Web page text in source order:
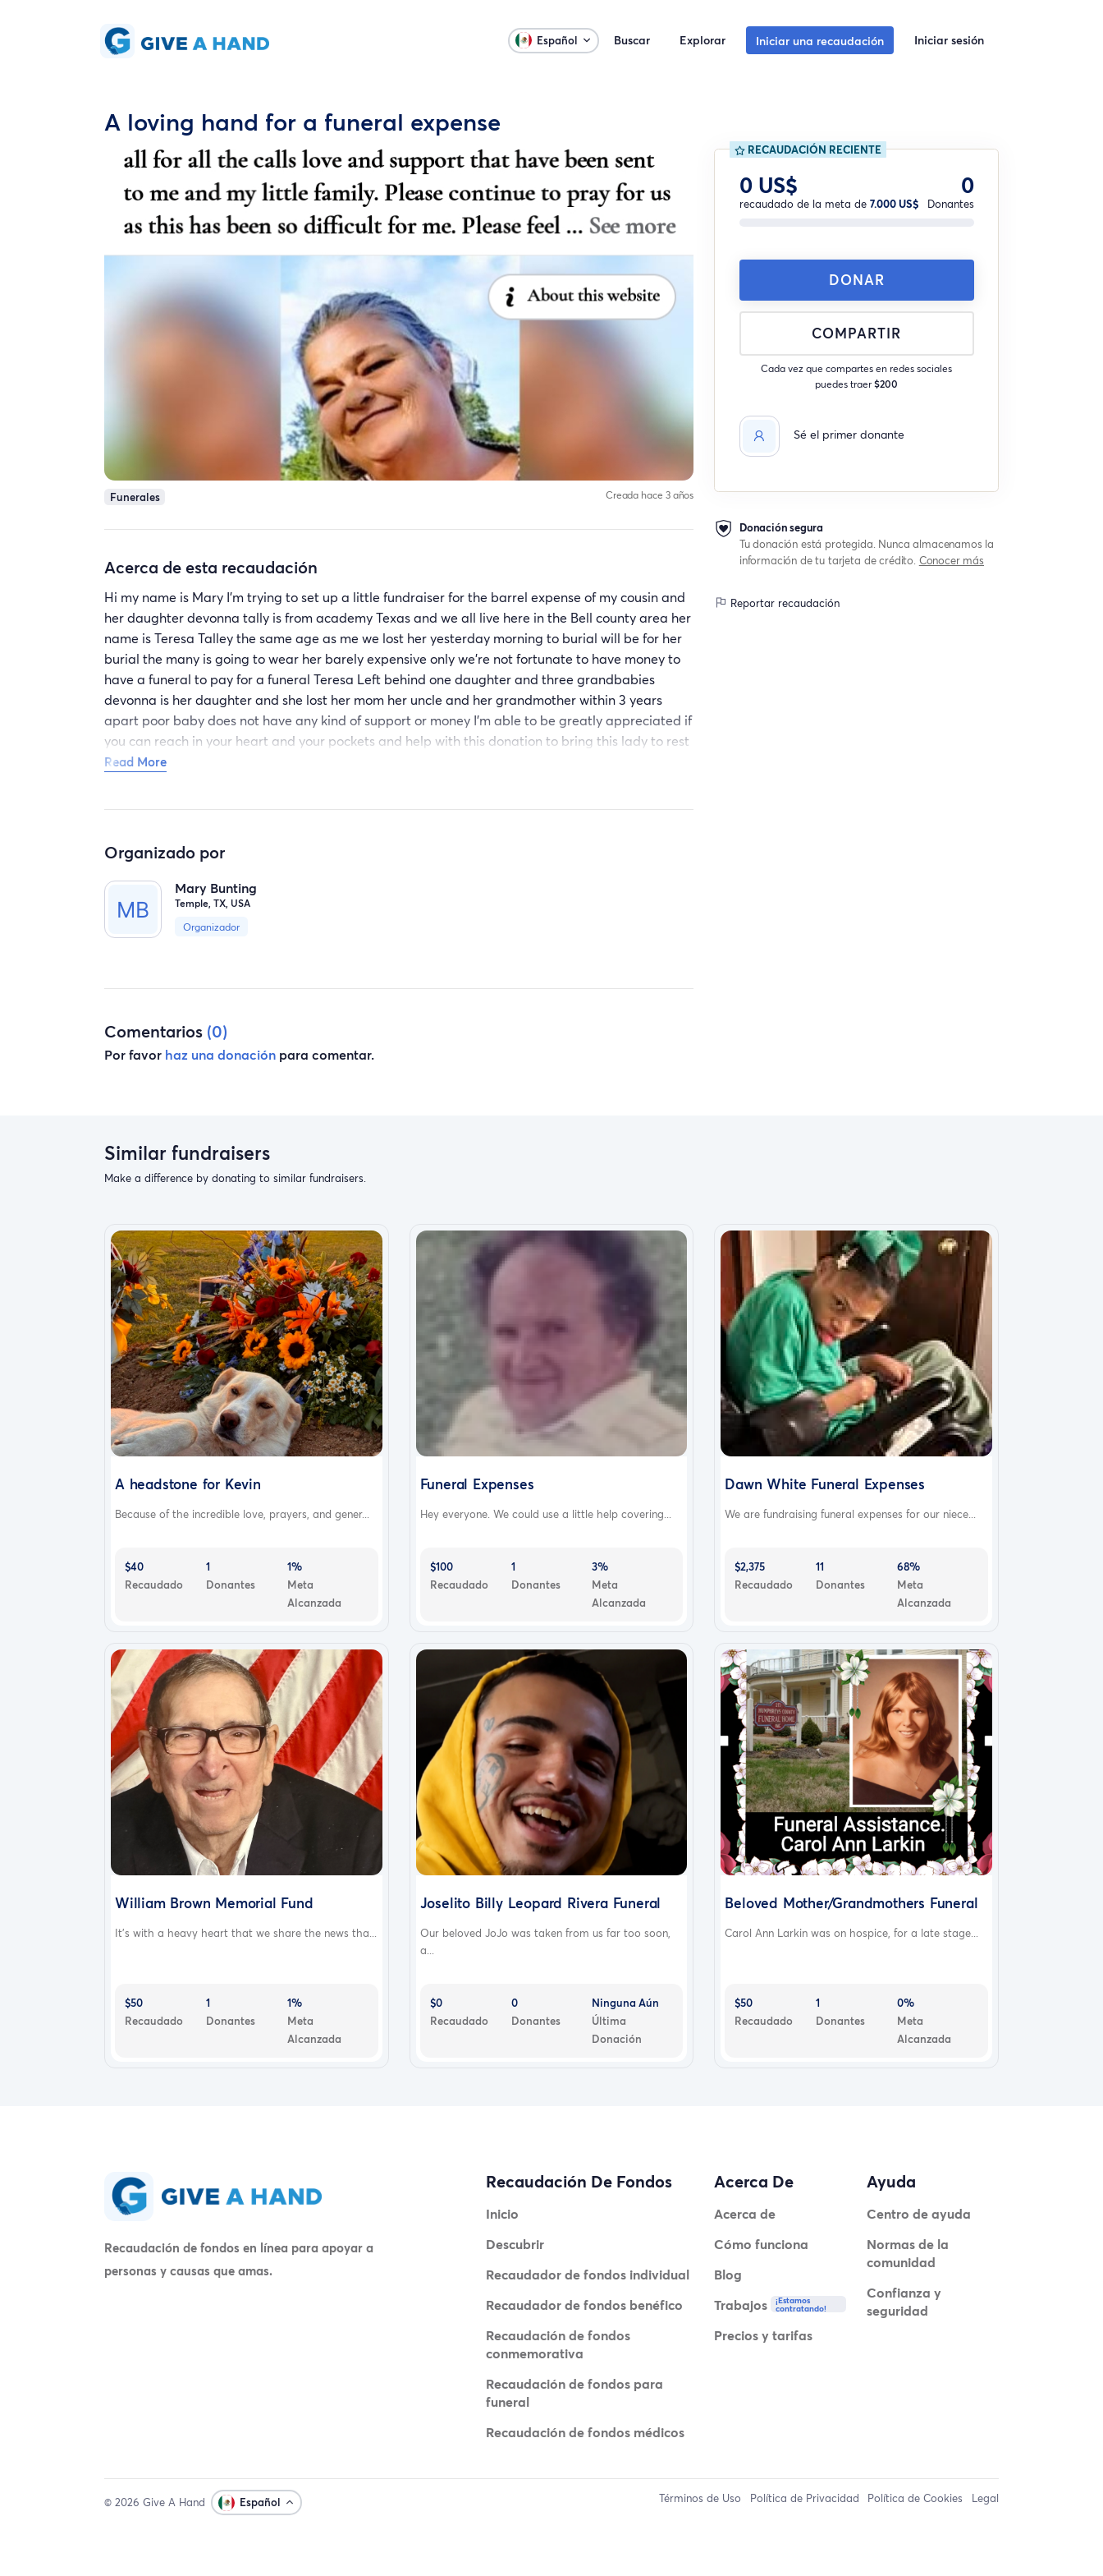
Español Buscar Explorar Iniciar una recaudación Iniciar sesión
A loving hand for a funeral expense
Funerales Creada hace 3 años
Acerca de esta recaudación
Hi my name is Mary I'm trying to set up a little fundraiser for the barrel expense of my cousin and
her daughter devonna tally is from academy Texas and we all live here in the Bell county area her
name is Teresa Talley the same age as me we lost her yesterday morning to burial will be for her
burial the many is going to wear her barely expensive only we're not fortunate to have money to
have a funeral to pay for a funeral Teresa Left behind one daughter and three grandbabies
devonna is her daughter and she lost her mom her uncle and her grandmother within 3 years
apart poor baby does not have any kind of support or money I'm able to be greatly appreciated if
you can reach in your heart and your pockets and help with this donation to bring this lady to rest
in Jesus name thank you
Read More
Organizado por
Mary Bunting
Temple, TX, USA
Organizador
Comentarios (0)
Por favor haz una donación para comentar.
RECAUDACIÓN RECIENTE
0 US$
recaudado de la meta de 7.000 US$
0
Donantes
DONAR
COMPARTIR
Cada vez que compartes en redes sociales
puedes traer$200
Sé el primer donante
Donación segura
Tu donación está protegida. Nunca almacenamos la
información de tu tarjeta de crédito. Conocer más
Reportar recaudación
Similar fundraisers
Make a difference by donating to similar fundraisers.
A headstone for Kevin
Because of the incredible love, prayers, and gener...
$40
Recaudado
1
Donantes
1%
Meta
Alcanzada
Funeral Expenses
Hey everyone. We could use a little help covering...
$100
Recaudado
1
Donantes
3%
Meta
Alcanzada
Dawn White Funeral Expenses
We are fundraising funeral expenses for our niece...
$2,375
Recaudado
11
Donantes
68%
Meta
Alcanzada
William Brown Memorial Fund
It’s with a heavy heart that we share the news tha...
$50
Recaudado
1
Donantes
1%
Meta
Alcanzada
Joselito Billy Leopard Rivera Funeral
Our beloved JoJo was taken from us far too soon,
a...
$0
Recaudado
0
Donantes
Ninguna Aún
Última
Donación
Beloved Mother/Grandmothers Funeral
Carol Ann Larkin was on hospice, for a late stage...
$50
Recaudado
1
Donantes
0%
Meta
Alcanzada
Recaudación de fondos en línea para apoyar a
personas y causas que amas.
Recaudación De Fondos
Inicio
Descubrir
Recaudador de fondos individual
Recaudador de fondos benéfico
Recaudación de fondos
conmemorativa
Recaudación de fondos para
funeral
Recaudación de fondos médicos
Acerca De
Acerca de
Cómo funciona
Blog
Trabajos
¡Estamos
contratando!
Precios y tarifas
Ayuda
Centro de ayuda
Normas de la
comunidad
Confianza y
seguridad
Términos de Uso Política de Privacidad Política de Cookies Legal
© 2026 Give A Hand Español